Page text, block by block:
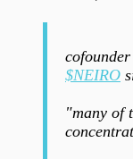
$NEIRO
"many of